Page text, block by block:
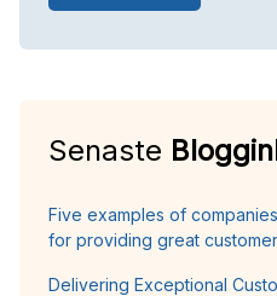
Senaste
Five examples of
for providing great
Delivering Exceptional